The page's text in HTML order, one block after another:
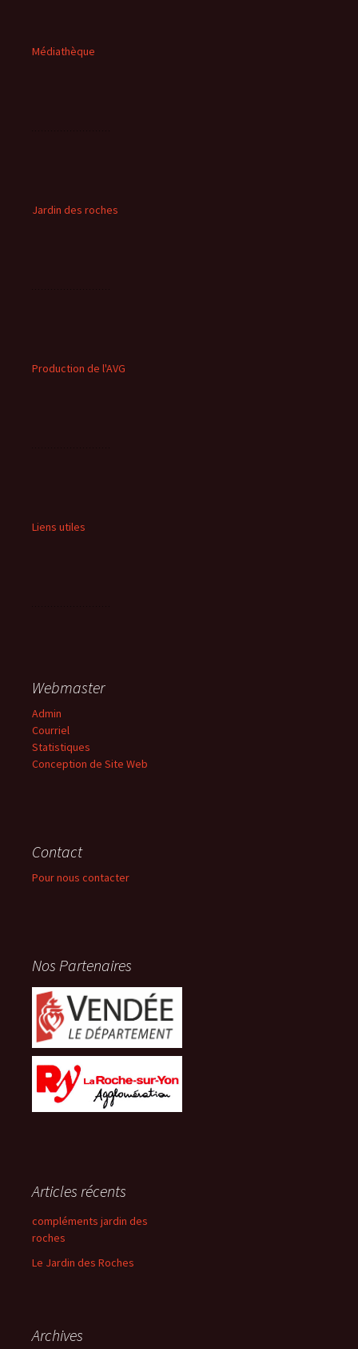
Médiathèque
Jardin des roches
Production de l'AVG
Liens utiles
Webmaster
Admin
Courriel
Statistiques
Conception de Site Web
Contact
Pour nous contacter
Nos Partenaires
Articles récents
compléments jardin des
roches
Le Jardin des Roches
Archives